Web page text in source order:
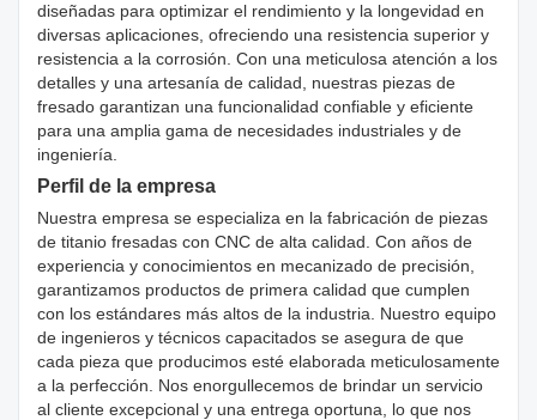
diseñadas para optimizar el rendimiento y la longevidad en
diversas aplicaciones, ofreciendo una resistencia superior y
resistencia a la corrosión. Con una meticulosa atención a los
detalles y una artesanía de calidad, nuestras piezas de
fresado garantizan una funcionalidad confiable y eficiente
para una amplia gama de necesidades industriales y de
ingeniería.
Perfil de la empresa
Nuestra empresa se especializa en la fabricación de piezas
de titanio fresadas con CNC de alta calidad. Con años de
experiencia y conocimientos en mecanizado de precisión,
garantizamos productos de primera calidad que cumplen
con los estándares más altos de la industria. Nuestro equipo
de ingenieros y técnicos capacitados se asegura de que
cada pieza que producimos esté elaborada meticulosamente
a la perfección. Nos enorgullecemos de brindar un servicio
al cliente excepcional y una entrega oportuna, lo que nos